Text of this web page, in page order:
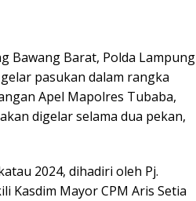
Bawang Barat, Polda Lampung
gelar pasukan dalam rangka
Apel Mapolres Tubaba,
digelar selama dua pekan,
2024, dihadiri oleh Pj.
Kasdim Mayor CPM Aris Setia